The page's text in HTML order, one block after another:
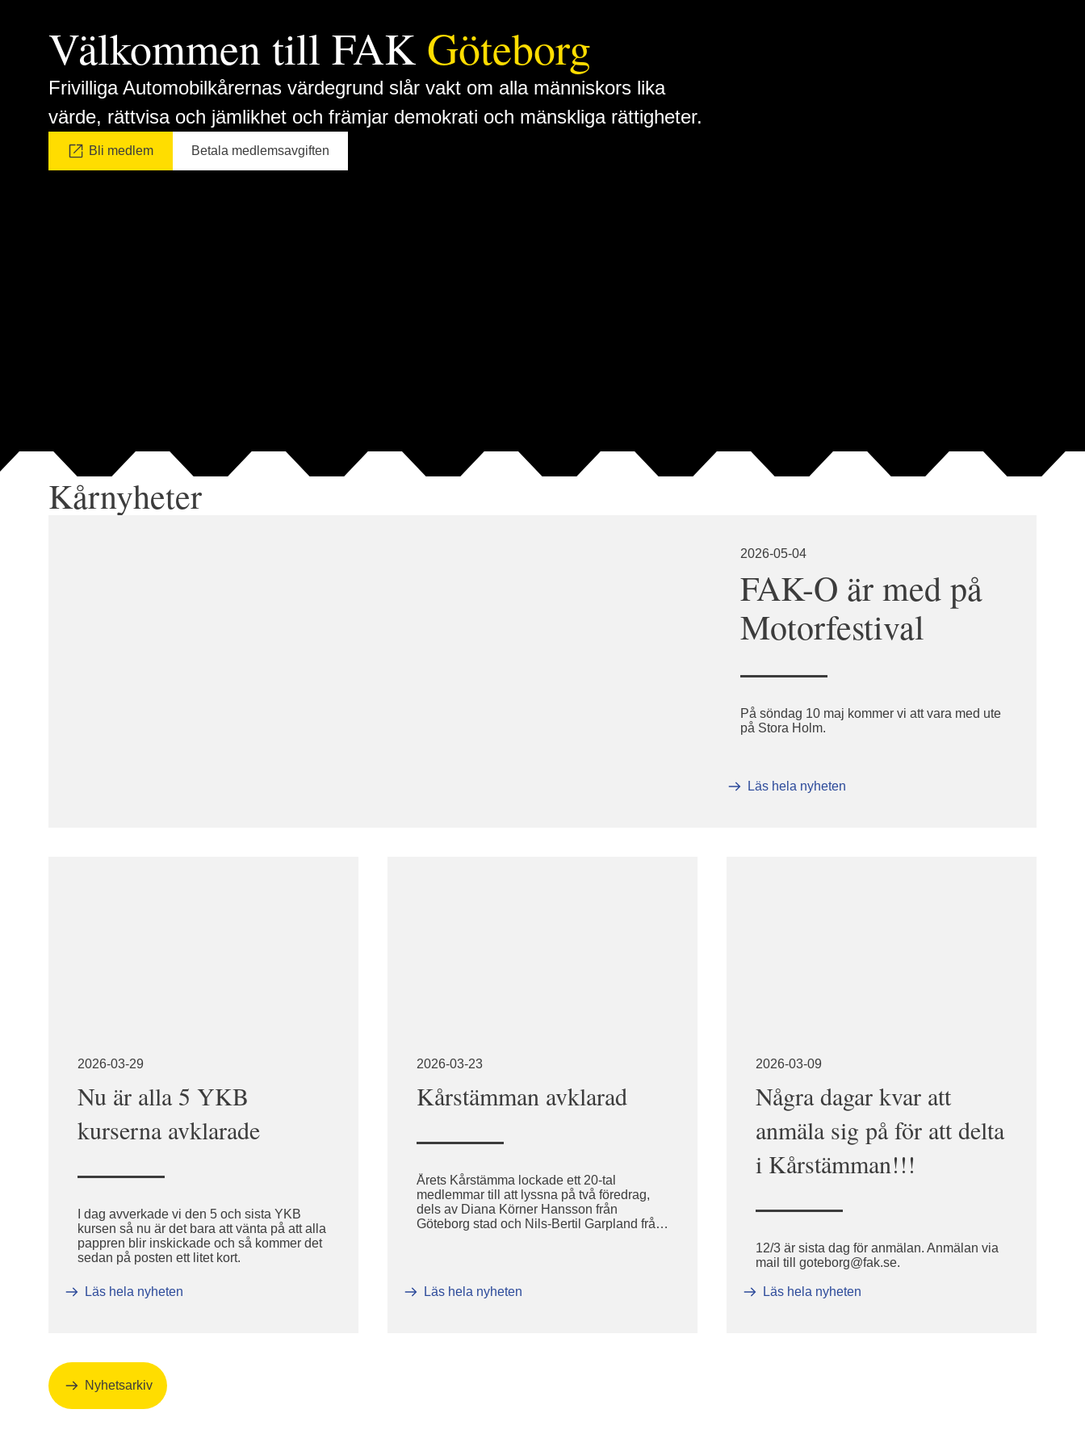
Välkommen till FAK Göteborg
Frivilliga Automobilkårernas värdegrund slår vakt om alla människors lika
värde, rättvisa och jämlikhet och främjar demokrati och mänskliga rättigheter.
Bli medlem Betala medlemsavgiften
Kårnyheter
2026-05-04
FAK-O är med på
Motorfestival
På söndag 10 maj kommer vi att vara med ute
på Stora Holm.
Läs hela nyheten
2026-03-29
Nu är alla 5 YKB
kurserna avklarade
I dag avverkade vi den 5 och sista YKB
kursen så nu är det bara att vänta på att alla
pappren blir inskickade och så kommer det
sedan på posten ett litet kort.
Läs hela nyheten
2026-03-23
Kårstämman avklarad
Årets Kårstämma lockade ett 20-tal
medlemmar till att lyssna på två föredrag,
dels av Diana Körner Hansson från
Göteborg stad och Nils-Bertil Garpland från
Läs hela nyheten
2026-03-09
Några dagar kvar att
anmäla sig på för att delta
i Kårstämman!!!
12/3 är sista dag för anmälan. Anmälan via
mail till goteborg@fak.se.
Läs hela nyheten
Nyhetsarkiv